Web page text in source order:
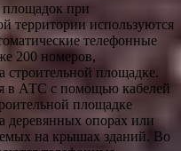
площадок при
территории используются
телефонные
200 номеров,
строительной площадке.
в АТС с помощью кабелей
площадке
деревянных опорах или
на крышах зданий. Во